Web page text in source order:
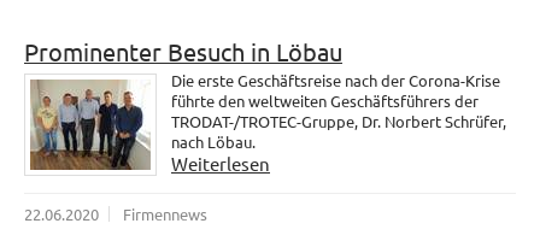
Prominenter Besuch in Löbau
Die erste Geschäftsreise nach der Corona-Krise
führte den weltweiten Geschäftsführers der
TRODAT-/TROTEC-Gruppe, Dr. Norbert Schrüfer,
nach Löbau.
Weiterlesen
22.06.2020 Firmennews